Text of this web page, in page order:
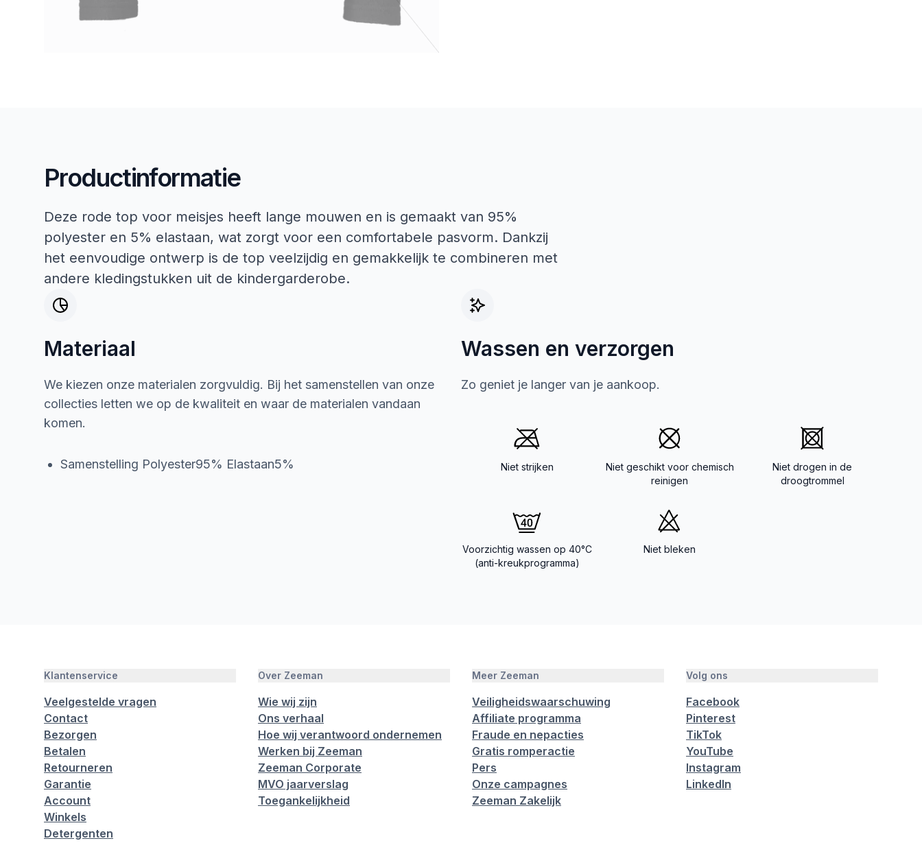
Productinformatie
Deze rode top voor meisjes heeft lange mouwen en is gemaakt van 95%
polyester en 5% elastaan, wat zorgt voor een comfortabele pasvorm. Dankzij
het eenvoudige ontwerp is de top veelzijdig en gemakkelijk te combineren met
andere kledingstukken uit de kindergarderobe.
Materiaal
We kiezen onze materialen zorgvuldig. Bij het samenstellen van onze
collecties letten we op de kwaliteit en waar de materialen vandaan
komen.
Samenstelling Polyester95% Elastaan5%
Wassen en verzorgen
Zo geniet je langer van je aankoop.
Niet strijken
Niet geschikt voor chemisch
reinigen
Niet drogen in de
droogtrommel
Voorzichtig wassen op 40°C
(anti-kreukprogramma)
Niet bleken
Klantenservice
Veelgestelde vragen
Contact
Bezorgen
Betalen
Retourneren
Garantie
Account
Winkels
Detergenten
Over Zeeman
Wie wij zijn
Ons verhaal
Hoe wij verantwoord ondernemen
Werken bij Zeeman
Zeeman Corporate
MVO jaarverslag
Toegankelijkheid
Meer Zeeman
Veiligheidswaarschuwing
Affiliate programma
Fraude en nepacties
Gratis romperactie
Pers
Onze campagnes
Zeeman Zakelijk
Volg ons
Facebook
Pinterest
TikTok
YouTube
Instagram
LinkedIn